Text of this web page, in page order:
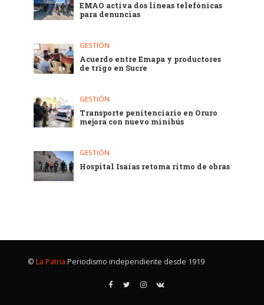
EMAO activa dos líneas telefónicas
para denuncias
GESTIÓN
Acuerdo entre Emapa y productores
de trigo en Sucre
GESTIÓN
Transporte penitenciario en Oruro
mejora con nuevo minibús
GESTIÓN
Hospital Isaías retoma ritmo de obras
© La Patria Periodismo independiente desde 1919